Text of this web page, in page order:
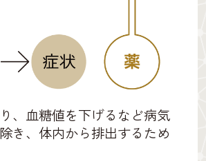
、血糖値を下げるなど病気
き、体内から排出するため